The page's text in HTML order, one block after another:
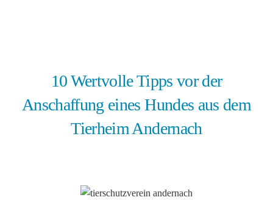
10 Wertvolle Tipps vor der
Anschaffung eines Hundes aus dem
Tierheim Andernach